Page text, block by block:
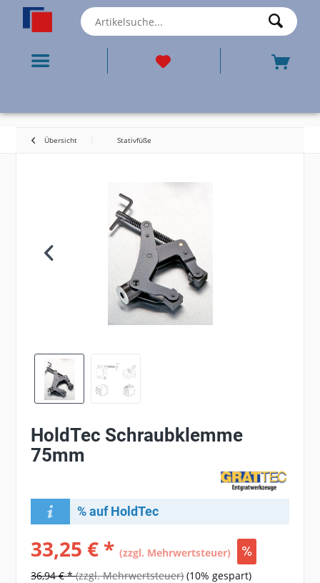
Übersicht Stativfüße
HoldTec Schraubklemme
75mm
% auf HoldTec
33,25 € *(zzgl. Mehrwertsteuer)
36,94 € *(zzgl. Mehrwertsteuer) (10% gespart)